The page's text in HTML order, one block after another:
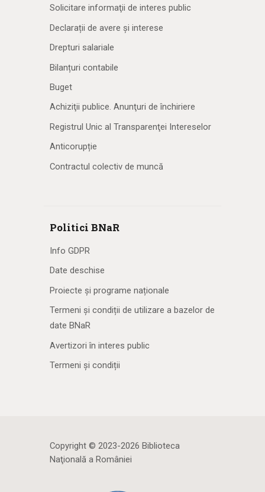
Solicitare informaţii de interes public
Declarații de avere și interese
Drepturi salariale
Bilanțuri contabile
Buget
Achiziţii publice. Anunţuri de închiriere
Registrul Unic al Transparenţei Intereselor
Anticorupție
Contractul colectiv de muncă
Politici BNaR
Info GDPR
Date deschise
Proiecte și programe naționale
Termeni și condiții de utilizare a bazelor de
date BNaR
Avertizori în interes public
Termeni și condiții
Copyright © 2023-2026 Biblioteca
Naţională a României